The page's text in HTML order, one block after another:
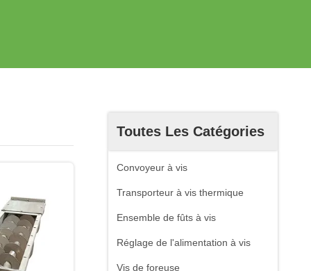
Toutes Les Catégories
Convoyeur à vis
Transporteur à vis thermique
Ensemble de fûts à vis
Réglage de l'alimentation à vis
Vis de foreuse